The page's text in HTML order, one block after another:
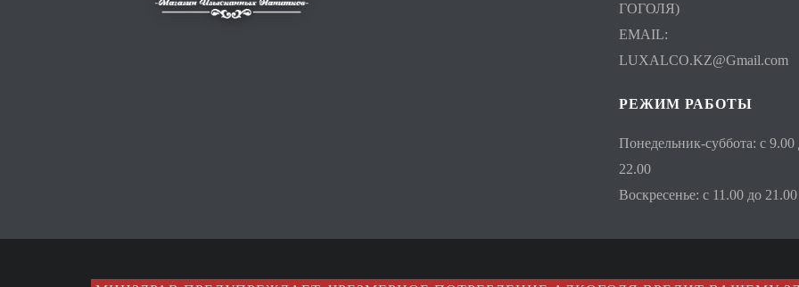
ГОГОЛЯ)
EMAIL:
LUXALCO.KZ@Gmail.com
РЕЖИМ РАБОТЫ
Понедельник-суббота: с 9.00
22.00
Воскресенье: с 11.00 до 21.00